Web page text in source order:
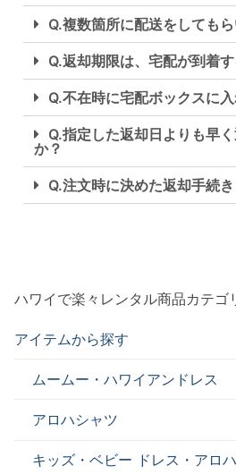
パンツ
キッズ・ベビー ドレス・ア
キッズ・ベビー ドレス・ア
ボーイズ
ガールズ
ベビー
靴・バッグ・アクセサリ
ハイビスカス
ハイビスカスB
プルメリア
トロピカル柄
レイ
レッド（赤）
ピンク（桃）
ブルー（青・水色）
パープル（紫）
グリーン（緑）
ホテル追加配送料
その他
Q.複数箇所に配送をしても
Q.返却期限は、宅配が到着
Q.不在時に宅配ボックスに
Q.指定した返却日よりも早
か？
Q.注文時に決めた返却手続
ハワイで楽々レンタル商品カテゴ
アイテムから探す
ムームー・ハワイアンドレス
アロハシャツ
キッズ・ベビー ドレス・アロハ